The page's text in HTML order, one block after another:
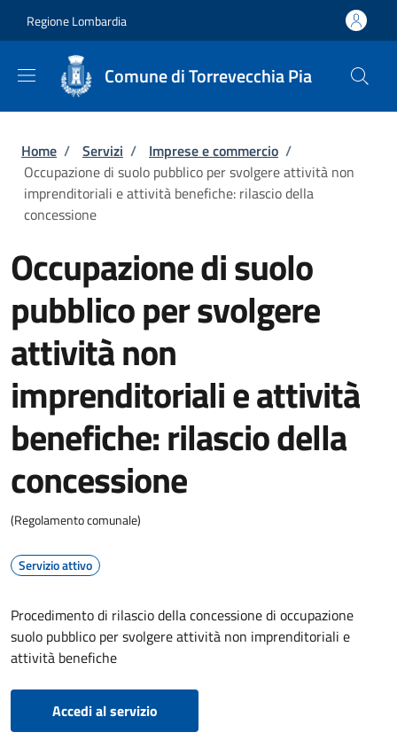
Regione Lombardia
Comune di Torrevecchia Pia
Briciole di pane
Home / Servizi / Imprese e commercio /
Occupazione di suolo pubblico per svolgere attività non
imprenditoriali e attività benefiche: rilascio della
concessione
Occupazione di suolo
pubblico per svolgere
attività non
imprenditoriali e attività
benefiche: rilascio della
concessione
(Regolamento comunale)
Servizio attivo
Procedimento di rilascio della concessione di occupazione
suolo pubblico per svolgere attività non imprenditoriali e
attività benefiche
Accedi al servizio